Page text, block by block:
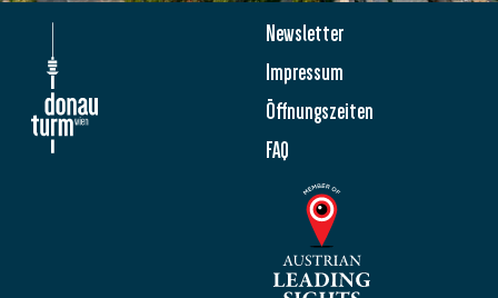
Newsletter
Impressum
Öffnungszeiten
FAQ